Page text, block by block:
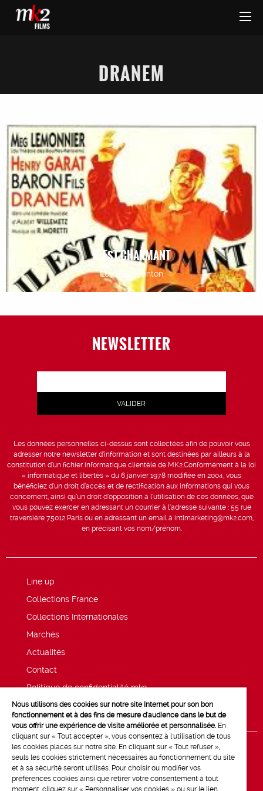
DRANEM
IL EST CHARMANT
Louis Mercanton
NEWSLETTER
Les données personnelles ci-dessus sont collectées afin de pouvoir vous
adresser notre newsletter d’information et sont destinées par ailleurs à la
constitution d’un fichier informatique clientèle de MK2.Conformément à la loi
« informatique et libertés » du 6 janvier 1978 modifiée en 2004, vous
bénéficiez d’un droit d’accès et de rectification aux informations qui vous
concernent, ainsi qu’un droit d’opposition à l’utilisation de ces données, que
vous pouvez exercer en adressant un courrier à l’adresse suivante : 55 rue
traversière 75012 Paris ou en adressant un email à intlmarketing@mk2.com,
en précisant vos nom/prénom.
Line up
Collections France
Collections Internationales
Marchés
Actualités
Contact
Politique de confidentialité mk2
Mentions légales
Nous utilisons des cookies sur notre site Internet pour son bon
fonctionnement et à des fins de mesure d'audience dans le but de
vous offrir une expérience de visite améliorée et personnalisée. En
cliquant sur « Tout accepter », vous consentez à l'utilisation de tous
les cookies placés sur notre site. En cliquant sur « Tout refuser »,
seuls les cookies strictement nécessaires au fonctionnement du site
et à sa sécurité seront utilisés. Pour choisir ou modifier vos
préférences cookies ainsi que retirer votre consentement à tout
moment, cliquez sur « Personnaliser vos cookies » ou sur le lien